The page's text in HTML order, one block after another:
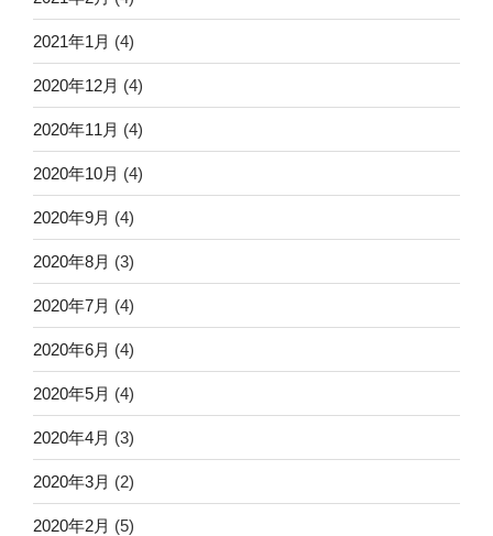
2021年1月 (4)
2020年12月 (4)
2020年11月 (4)
2020年10月 (4)
2020年9月 (4)
2020年8月 (3)
2020年7月 (4)
2020年6月 (4)
2020年5月 (4)
2020年4月 (3)
2020年3月 (2)
2020年2月 (5)